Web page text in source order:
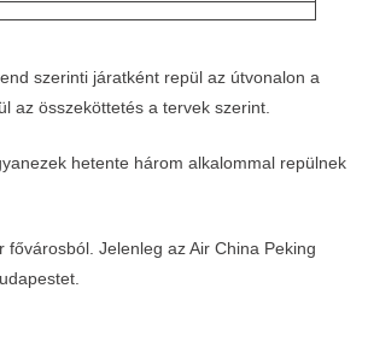
szerinti járatként repül az útvonalon a
az összeköttetés a tervek szerint.
hetente három alkalommal repülnek
Jelenleg az Air China Peking